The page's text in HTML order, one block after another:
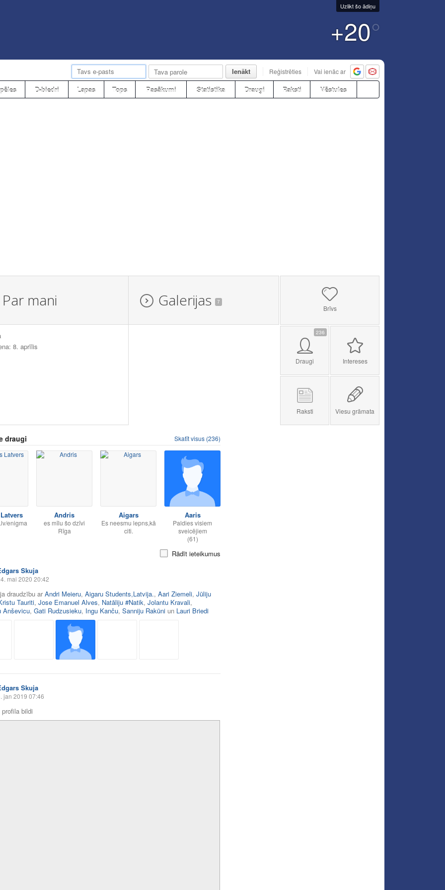
Uzlikt šo ādiņu
+20°
Ienākt Reģistrēties Vai ienāc ar
D-biedri Lapas Tops Pasākumi Statistika Draugi Raksti Vēstules
Par mani Galerijas 7
Brīvs
8. aprīlis
236
Draugi Intereses
Raksti Viesu grāmata
draugi Skatīt visus (236)
enigma
Andris
es mīlu šo dzīvi
Rīga
Aigars
Es neesmu lepns,kā
citi.
Aaris
Paldies visiem
sveicējiem
(61)
Rādīt ieteikumus
Skuja
mai 2020 20:42
draudzību arAndri Meieru, Aigaru Students,Latvija., Aari Ziemeli, Jūliju
Tauriti, Jose Emanuel Alves, Natāliju #Natik, Jolantu Kravali,
Anševicu, Gati Rudzusieku, Ingu Kanču, Sanniju Rakūni un Lauri Briedi
Skuja
jan 2019 07:46
bildi